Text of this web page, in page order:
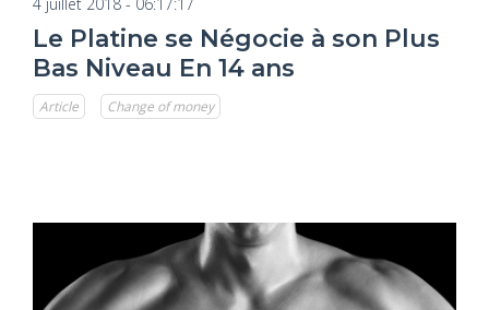
Le Platine se Négocie à son Plus
Bas Niveau En 14 ans
Article Change of money